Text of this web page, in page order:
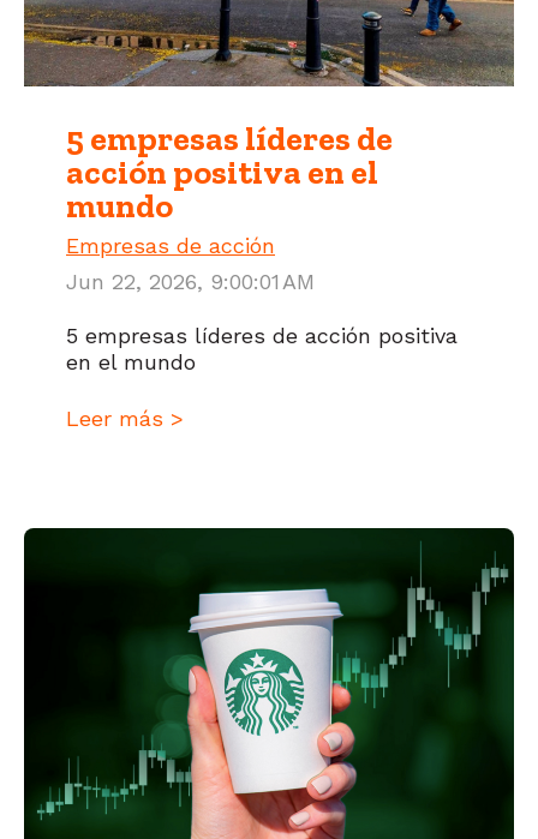
5 empresas líderes de
acción positiva en el
mundo
Empresas de acción
Jun 22, 2026, 9:00:01 AM
5 empresas líderes de acción positiva
en el mundo
Leer más >